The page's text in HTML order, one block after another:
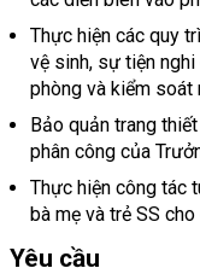
Thực hiện các quy
vệ sinh, sự tiện
phòng và kiểm soát
Bảo quản trang
phân công của
Thực hiện công tác
bà mẹ và trẻ SS
Yêu cầu